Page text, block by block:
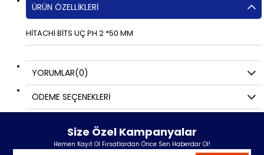
ÜRÜN ÖZELLIKLERI
HİTACHİ BİTS UÇ PH 2 *50 MM
YORUMLAR(0)
ÖDEME SEÇENEKLERI
Size Özel Kampanyalar
Hemen Kayıt Ol Fırsatlardan Önce Sen Haberdar Ol!